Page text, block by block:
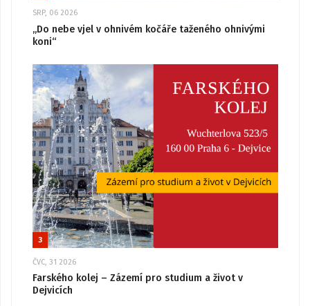
SRP, 06 2026
„Do nebe vjel v ohnivém kočáře taženého ohnivými
koni“
3
ČVC, 31 2026
Farského kolej – Zázemí pro studium a život v
Dejvicích